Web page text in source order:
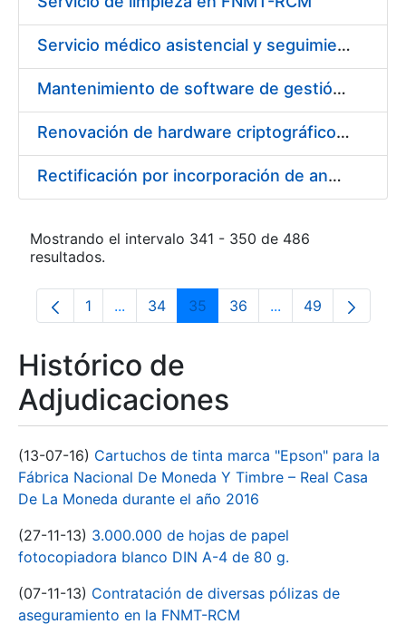
Servicio médico asistencial y seguimiento de absentismo
Mantenimiento de software de gestión de eventos
Renovación de hardware criptográfico LUNA SA4 de Safenet
Rectificación por incorporación de anexo al pliego de condiciones
Mostrando el intervalo 341 - 350 de 486
resultados.
Página
1 ...Páginas intermedias Use TAB para
Página
34 Página
35 Página
36 ...PáginasPágina
49
Histórico de
Adjudicaciones
(13-07-16) Cartuchos de tinta marca "Epson" para la
Fábrica Nacional De Moneda Y Timbre – Real Casa
De La Moneda durante el año 2016
(27-11-13) 3.000.000 de hojas de papel
fotocopiadora blanco DIN A-4 de 80 g.
(07-11-13) Contratación de diversas pólizas de
aseguramiento en la FNMT-RCM